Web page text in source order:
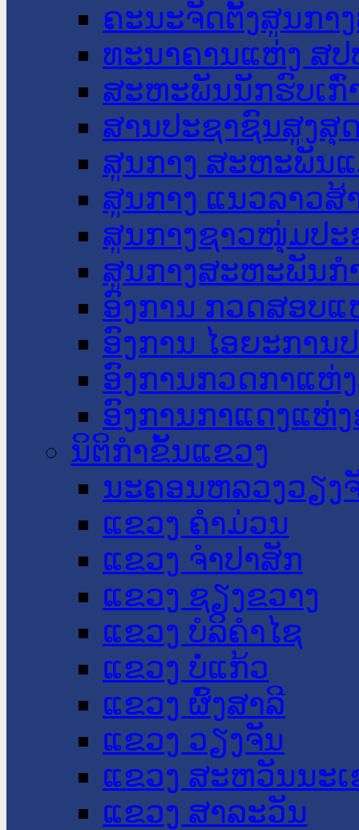
ຄະນະຈັດຕັ້ງສູນກາ
ທະນາຄານແຫ່ງ ສປ
ສະຫະພັນນັກຮົບເກົ່
ສານປະຊາຊົນສູງສຸ
ສູນກາງ ສະຫະພັນ
ສູນກາງ ແນວລາວສ້
ສູນກາງຊາວໜຸ່ມປະ
ສູນກາງສະຫະພັນກ
ອົງການ ກວດສອບແ
ອົງການ ໄອຍະການ
ອົງການກວດກາແຫ່
ອົງການກາແດງແຫ່
ນິຕິກໍາຂັ້ນແຂວງ
ນະ​ຄອນ​ຫລວງວຽງ
ແຂວງ ຄໍາມ່ວນ
ແຂວງ ຈໍາປາສັກ
ແຂວງ ຊຽງຂວາງ
ແຂວງ ບໍລິຄໍາໄຊ
ແຂວງ ບໍ່ແກ້ວ
ແຂວງ ຜົ້ງສາລີ
ແຂວງ ວຽງຈັນ
ແຂວງ ສະຫວັນນະ
ແຂວງ ສາລະວັນ